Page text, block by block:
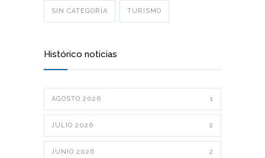
SIN CATEGORÍA TURISMO
Histórico noticias
AGOSTO 2026 1
JULIO 2026 2
JUNIO 2026 2